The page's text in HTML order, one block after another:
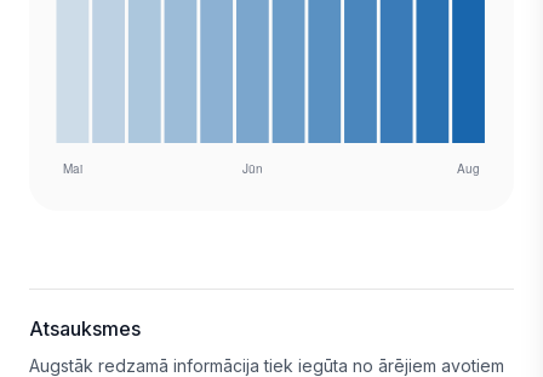
Atsauksmes
Augstāk redzamā informācija tiek iegūta no ārējiem avotiem